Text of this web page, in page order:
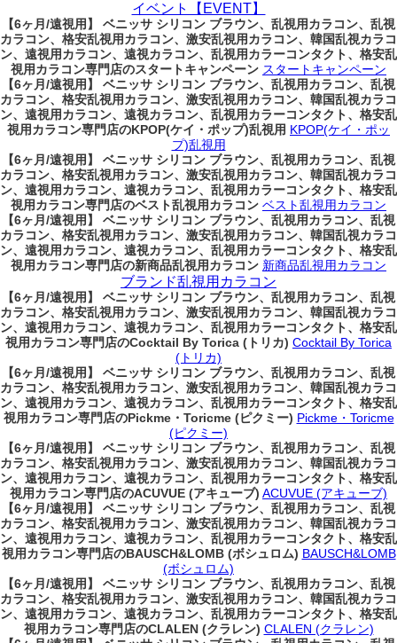
イベント【EVENT】
【6ヶ月/遠視用】 ベニッサ シリコン ブラウン、乱視用カラコン、乱視
カラコン、格安乱視用カラコン、激安乱視用カラコン、韓国乱視カラコ
ン、遠視用カラコン、遠視カラコン、乱視用カラーコンタクト、格安乱
視用カラコン専門店のスタートキャンペーン スタートキャンペーン
【6ヶ月/遠視用】 ベニッサ シリコン ブラウン、乱視用カラコン、乱視
カラコン、格安乱視用カラコン、激安乱視用カラコン、韓国乱視カラコ
ン、遠視用カラコン、遠視カラコン、乱視用カラーコンタクト、格安乱
視用カラコン専門店のKPOP(ケイ・ポップ)乱視用 KPOP(ケイ・ポッ
プ)乱視用
【6ヶ月/遠視用】 ベニッサ シリコン ブラウン、乱視用カラコン、乱視
カラコン、格安乱視用カラコン、激安乱視用カラコン、韓国乱視カラコ
ン、遠視用カラコン、遠視カラコン、乱視用カラーコンタクト、格安乱
視用カラコン専門店のベスト乱視用カラコン ベスト乱視用カラコン
【6ヶ月/遠視用】 ベニッサ シリコン ブラウン、乱視用カラコン、乱視
カラコン、格安乱視用カラコン、激安乱視用カラコン、韓国乱視カラコ
ン、遠視用カラコン、遠視カラコン、乱視用カラーコンタクト、格安乱
視用カラコン専門店の新商品乱視用カラコン 新商品乱視用カラコン
ブランド乱視用カラコン
【6ヶ月/遠視用】 ベニッサ シリコン ブラウン、乱視用カラコン、乱視
カラコン、格安乱視用カラコン、激安乱視用カラコン、韓国乱視カラコ
ン、遠視用カラコン、遠視カラコン、乱視用カラーコンタクト、格安乱
視用カラコン専門店のCocktail By Torica (トリカ) Cocktail By Torica
(トリカ)
【6ヶ月/遠視用】 ベニッサ シリコン ブラウン、乱視用カラコン、乱視
カラコン、格安乱視用カラコン、激安乱視用カラコン、韓国乱視カラコ
ン、遠視用カラコン、遠視カラコン、乱視用カラーコンタクト、格安乱
視用カラコン専門店のPickme・Toricme (ピクミー) Pickme・Toricme
(ピクミー)
【6ヶ月/遠視用】 ベニッサ シリコン ブラウン、乱視用カラコン、乱視
カラコン、格安乱視用カラコン、激安乱視用カラコン、韓国乱視カラコ
ン、遠視用カラコン、遠視カラコン、乱視用カラーコンタクト、格安乱
視用カラコン専門店のACUVUE (アキューブ) ACUVUE (アキューブ)
【6ヶ月/遠視用】 ベニッサ シリコン ブラウン、乱視用カラコン、乱視
カラコン、格安乱視用カラコン、激安乱視用カラコン、韓国乱視カラコ
ン、遠視用カラコン、遠視カラコン、乱視用カラーコンタクト、格安乱
視用カラコン専門店のBAUSCH&LOMB (ボシュロム) BAUSCH&LOMB
(ボシュロム)
【6ヶ月/遠視用】 ベニッサ シリコン ブラウン、乱視用カラコン、乱視
カラコン、格安乱視用カラコン、激安乱視用カラコン、韓国乱視カラコ
ン、遠視用カラコン、遠視カラコン、乱視用カラーコンタクト、格安乱
視用カラコン専門店のCLALEN (クラレン) CLALEN (クラレン)